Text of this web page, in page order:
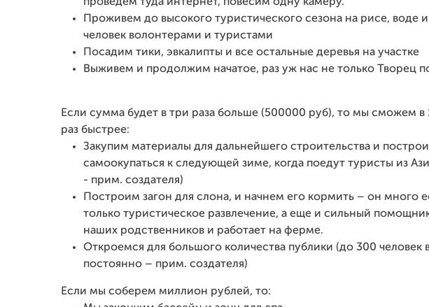
Проживем до высокого туристического сезона на рисе, воде
человек волонтерами и туристами
Посадим тики, эвкалипты и все остальные деревья на участке
Выживем и продолжим начатое, раз уж нас не только Творец
Если сумма будет в три раза больше (500000 руб), то мы сможем в
раз быстрее:
Закупим материалы для дальнейшего строительства и
самоокупаться к следующей зиме, когда поедут туристы из
- прим. создателя)
Построим загон для слона, и начнем его кормить – он много
только туристическое развлечение, а еще и сильный
наших родственников и работает на ферме.
Откроемся для большого количества публики (до 300 человек
постоянно – прим. создателя)
Если мы соберем миллион рублей, то: